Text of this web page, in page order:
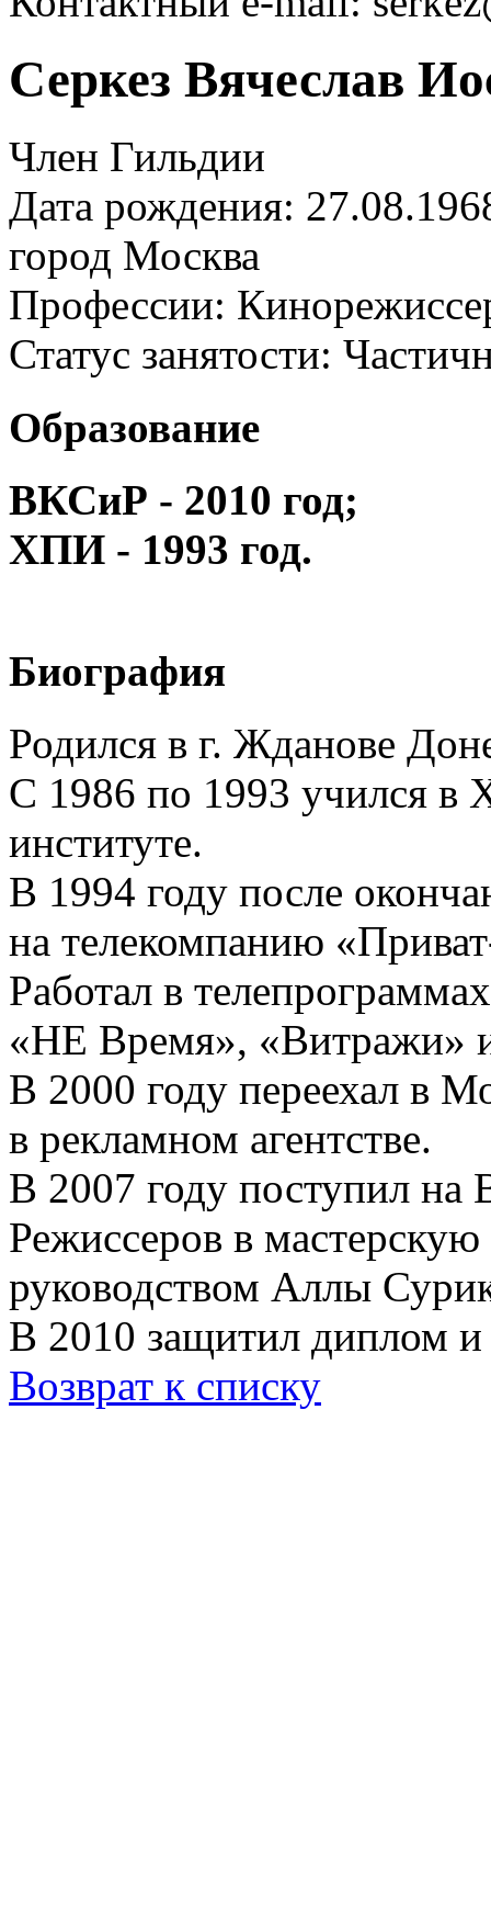
Серкез Вячеслав
Член Гильдии
Дата рождения:
город Москва
Профессии:
Статус занятости:
Образование
ВКСиР - 2010 год;
ХПИ - 1993 год.
Биография
Родился в г. Жданове
С 1986 по 1993 учился в
институте.
В 1994 году после
на телекомпанию
Работал в
«НЕ Время», «Витражи»
В 2000 году переехал в
в рекламном агентстве.
В 2007 году поступил
Режиссеров в
руководством Аллы
В 2010 защитил диплом
Возврат к списку